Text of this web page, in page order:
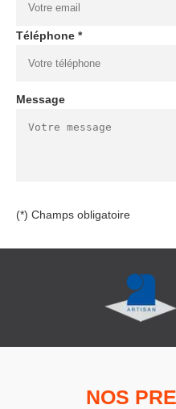
Téléphone *
Message
(*) Champs obligatoire
NOS